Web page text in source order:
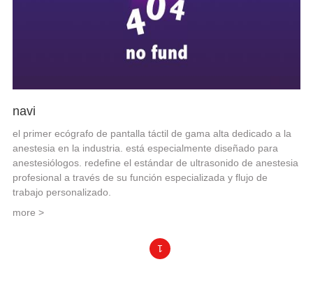
navi
el primer ecógrafo de pantalla táctil de gama alta dedicado a la
anestesia en la industria. está especialmente diseñado para
anestesiólogos. redefine el estándar de ultrasonido de anestesia
profesional a través de su función especializada y flujo de
trabajo personalizado.
more >
1